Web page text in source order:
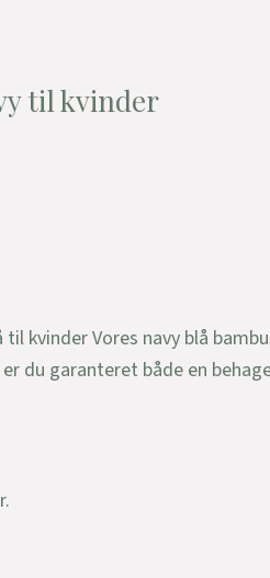
til kvinder
til kvinder Vores navy blå
du garanteret både en